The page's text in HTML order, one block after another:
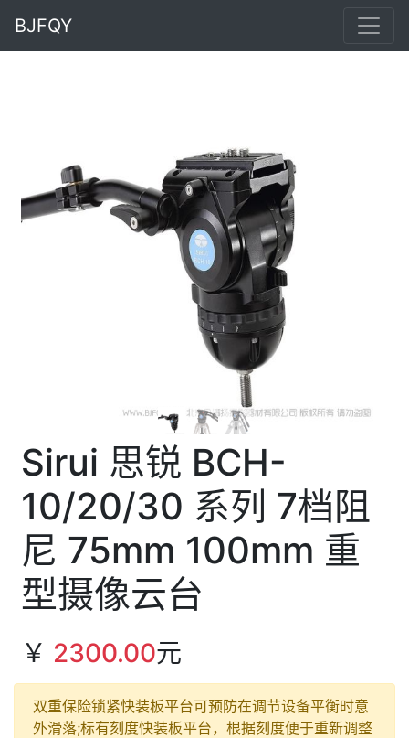
BJFQY
Sirui 思锐 BCH-
10/20/30 系列 7档阻
尼 75mm 100mm 重
型摄像云台
￥ 2300.00元
双重保险锁紧快装板平台可预防在调节设备平衡时意
外滑落;标有刻度快装板平台，根据刻度便于重新调整